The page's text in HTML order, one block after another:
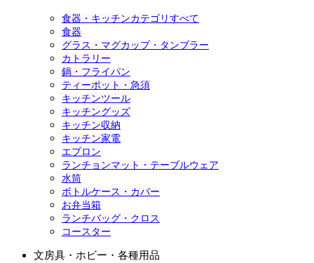
食器・キッチンカテゴリすべて
食器
グラス・マグカップ・タンブラー
カトラリー
鍋・フライパン
ティーポット・急須
キッチンツール
キッチングッズ
キッチン収納
キッチン家電
エプロン
ランチョンマット・テーブルウェア
水筒
ボトルケース・カバー
お弁当箱
ランチバッグ・クロス
コースター
文房具・ホビー・各種用品